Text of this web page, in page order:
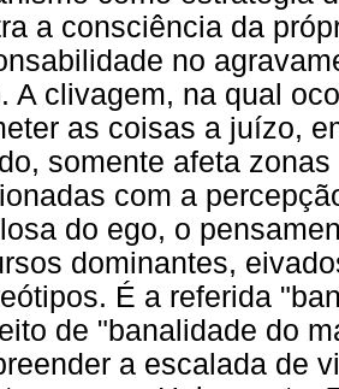
a consciência da
no
A clivagem, na qual
as coisas a juízo,
somente afeta
com a
do ego, o
dominantes,
É a referida
de "banalidade do
a escalada de